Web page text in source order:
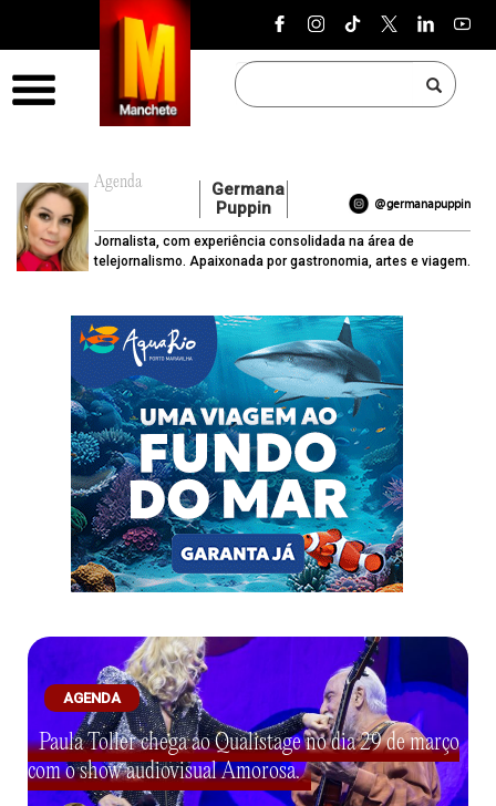
Pular para o conteúdo
Agenda
Germana
Puppin
@germanapuppin
Jornalista, com experiência consolidada na área de
telejornalismo. Apaixonada por gastronomia, artes e viagem.
AGENDA
Paula Toller chega ao Qualistage no dia 29 de março
com o show audiovisual Amorosa.